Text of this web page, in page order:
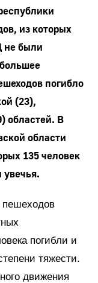
из которых
не были
погибло
(23),
областей. В
области
135 человек
увечья.
пешеходов
погибли и
тяжести.
движения